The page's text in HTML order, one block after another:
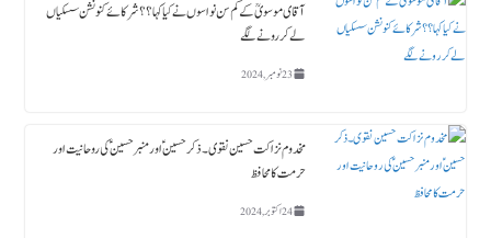
آقای موسویؒ کے کم سن نواسوں نے کیا کہا ؟؟ شرکائے کنونشن سسکیاں
لے کر رونے لگے
23 نومبر, 2024
مخدوم نزاکت حسین نقوی ۔ ذکر حسین ؑ اور منبر حسین ؑ کی روحانیت اور
حرمت کا محافظ
24 اکتوبر, 2024